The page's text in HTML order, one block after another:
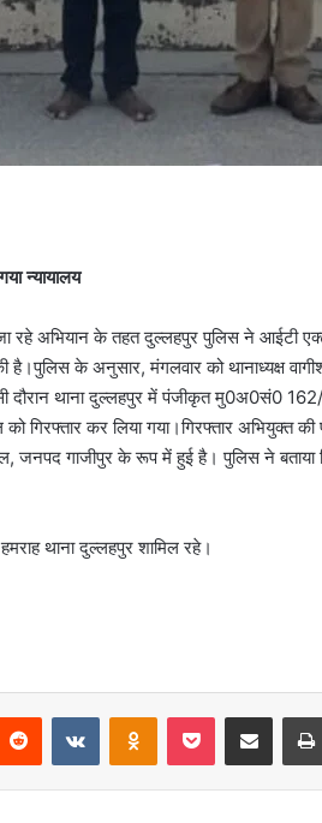
न्यायालय
जा रहे अभियान के तहत दुल्लहपुर पुलिस ने आईटी
के अनुसार, मंगलवार को थानाध्यक्ष
दौरान थाना दुल्लहपुर में पंजीकृत मु0अ0सं0
गिरफ्तार कर लिया गया।गिरफ्तार अभियुक्त की
जनपद गाजीपुर के रूप में हुई है। पुलिस ने
थाना दुल्लहपुर शामिल रहे।